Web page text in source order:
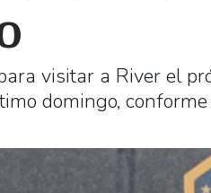
visitar a River el
domingo,